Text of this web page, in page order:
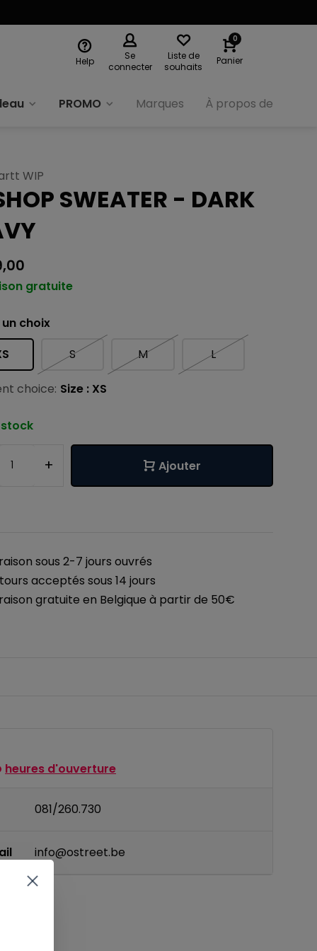
Help
Se
connecter
Liste de
souhaits
0
Panier
PROMO Marques À propos de nous
WIP
SWEATER - DARK
gratuite
choix
S M L
choice: Size : XS
stock
+ Ajouter
sous 2-7 jours ouvrés
acceptés sous 14 jours
gratuite en Belgique à partir de 50€
heures d'ouverture
081/260.730
info@ostreet.be